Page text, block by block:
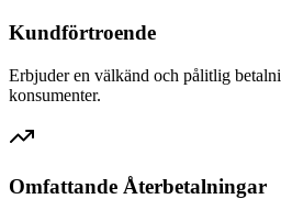
Kundförtroende
Erbjuder en välkänd och pålitlig
konsumenter.
Omfattande Återbetalningar